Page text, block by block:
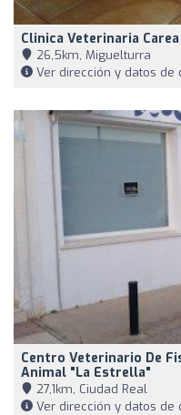
Clinica Veterinaria Carea
26,5km, Miguelturra
Ver dirección y datos de
Centro Veterinario De
Animal "La Estrella"
27,1km, Ciudad Real
Ver dirección y datos de